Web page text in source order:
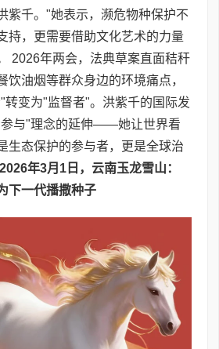
紫千。"她表示，濒危物种保护不
持，更需要借助文化艺术的力量
2026年两会，法典草案直面秸秆
饮油烟等群众身边的环境痛点，
转变为"监督者"。洪紫千的国际发
参与"理念的延伸——她让世界看
生态保护的参与者，更是全球治
2026年3月 1 日，云南玉龙雪山：
下一代播撒种子